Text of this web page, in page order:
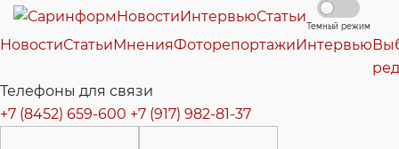
НовостиИнтервьюСтатьи
Темный режим
НовостиСтатьиМненияФоторепортажиИнтервью
Телефоны для связи
+7 (8452) 659-600 +7 (917) 982-81-37